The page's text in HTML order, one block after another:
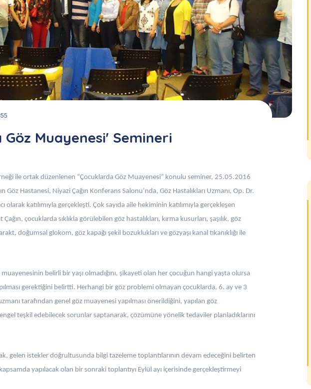
Muayenesi' Semineri
ile ortak düzenlenen “Çocuklarda Göz Muayenesi” konulu seminer, 25.05.2016
Göz Hastanesi, Niyazi Çağın Konferans Salonu’nda, Göz Hastalıkları Uzmanı, Op. Dr.
olarak katılımıyla gerçekleşti. Çok sayıda aile hekiminin katılımıyla gerçekleşen
çocuklarda sıklıkla görülebilen göz hastalıkları, kırma kusurları, şaşılık, göz
doğumsal glokom, göz kapağı şekil bozuklukları ve gözyaşı kanal tıkanıklığı ile
muayenesinin belirli bir yaşı olmadığını, şikayeti olan her çocuğun hangi yaşta olursa
gerektiğini belirtti. Herhangi bir göz problemi olmayan çocuklarda, 6. ay ve 3
tarafından genel göz muayenesi yapılması önerildiğini, yapılan göz
teşkil edebilecek sorunlar saptanarak, çözümüne yönelik tedaviler planladıklarını
gelen istekler doğrultusunda bilgi tazeleme toplantılarının devam edeceğini belirten
yapılacak olan bir sonraki toplantıyı Eylül ayı içerisinde gerçekleştirmeyi